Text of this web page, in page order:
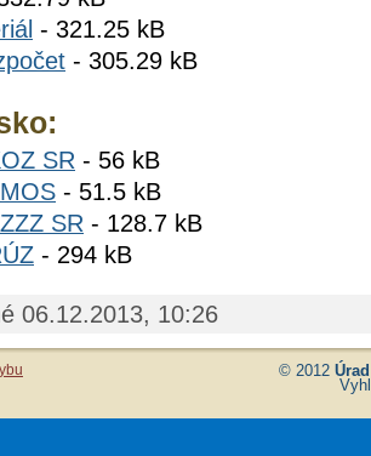
- 321.25 kB
- 305.29 kB
SR - 56 kB
- 51.5 kB
SR - 128.7 kB
- 294 kB
06.12.2013, 10:26
© 2012